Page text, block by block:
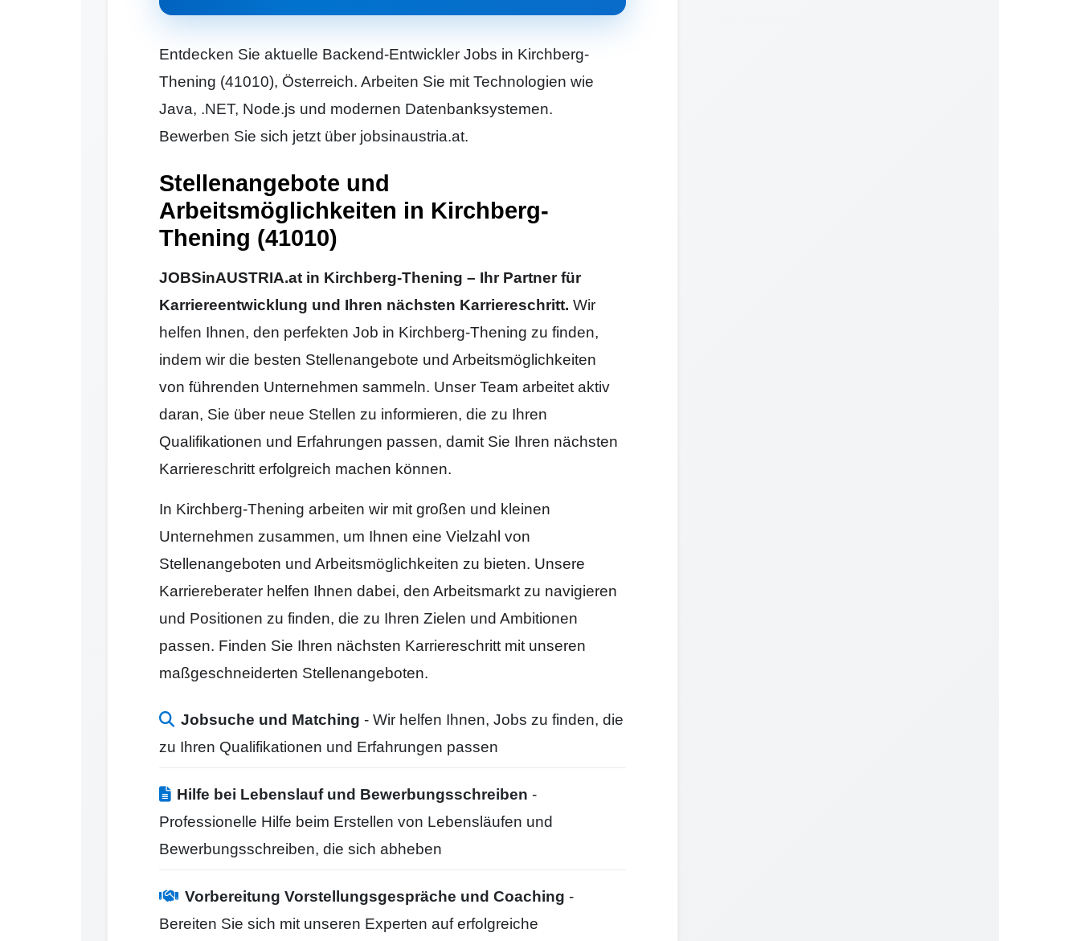
Entdecken Sie aktuelle Backend-Entwickler Jobs in Kirchberg-
Thening (41010), Österreich. Arbeiten Sie mit Technologien wie
Java, .NET, Node.js und modernen Datenbanksystemen.
Bewerben Sie sich jetzt über jobsinaustria.at.
Stellenangebote und
Arbeitsmöglichkeiten in Kirchberg-
Thening (41010)
JOBSinAUSTRIA.at in Kirchberg-Thening – Ihr Partner für
Karriereentwicklung und Ihren nächsten Karriereschritt. Wir
helfen Ihnen, den perfekten Job in Kirchberg-Thening zu finden,
indem wir die besten Stellenangebote und Arbeitsmöglichkeiten
von führenden Unternehmen sammeln. Unser Team arbeitet aktiv
daran, Sie über neue Stellen zu informieren, die zu Ihren
Qualifikationen und Erfahrungen passen, damit Sie Ihren nächsten
Karriereschritt erfolgreich machen können.
In Kirchberg-Thening arbeiten wir mit großen und kleinen
Unternehmen zusammen, um Ihnen eine Vielzahl von
Stellenangeboten und Arbeitsmöglichkeiten zu bieten. Unsere
Karriereberater helfen Ihnen dabei, den Arbeitsmarkt zu navigieren
und Positionen zu finden, die zu Ihren Zielen und Ambitionen
passen. Finden Sie Ihren nächsten Karriereschritt mit unseren
maßgeschneiderten Stellenangeboten.
Jobsuche und Matching - Wir helfen Ihnen, Jobs zu finden, die
zu Ihren Qualifikationen und Erfahrungen passen
Hilfe bei Lebenslauf und Bewerbungsschreiben -
Professionelle Hilfe beim Erstellen von Lebensläufen und
Bewerbungsschreiben, die sich abheben
Vorbereitung Vorstellungsgespräche und Coaching -
Bereiten Sie sich mit unseren Experten auf erfolgreiche